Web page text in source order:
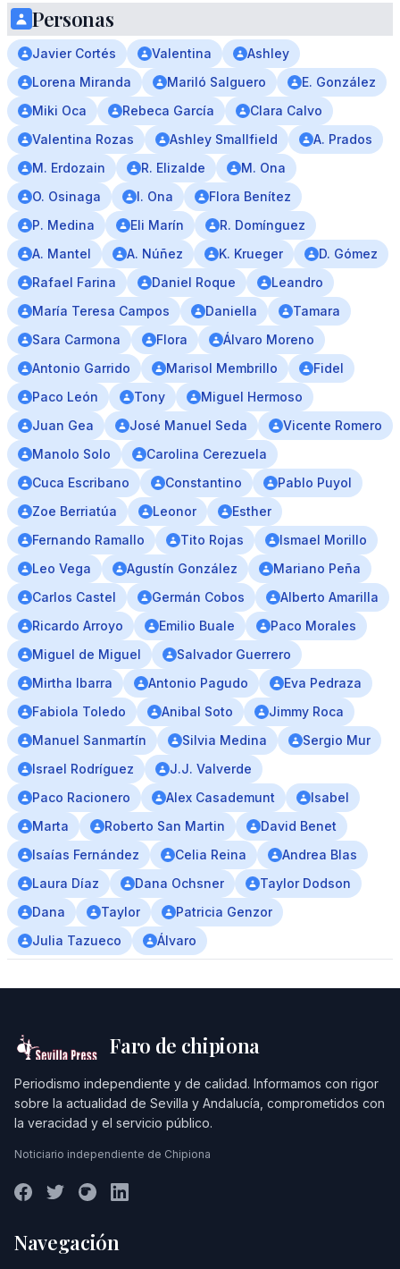
Personas
Javier Cortés Valentina
Ashley
Lorena Miranda
Mariló Salguero
E. González
Miki Oca
Rebeca García
Clara Calvo
Valentina Rozas
Ashley Smallfield
A. Prados
M. Erdozain
R. Elizalde
M. Ona
O. Osinaga
I. Ona
Flora Benítez
P. Medina
Eli Marín
R. Domínguez
A. Mantel
A. Núñez K. Krueger
D. Gómez
Rafael Farina
Daniel Roque
Leandro
María Teresa Campos
Daniella
Tamara
Sara Carmona
Flora
Álvaro Moreno
Antonio Garrido
Marisol Membrillo
Fidel
Paco León
Tony
Miguel Hermoso
Juan Gea
José Manuel Seda
Vicente Romero
Manolo Solo
Carolina Cerezuela
Cuca Escribano
Constantino
Pablo Puyol
Zoe Berriatúa
Leonor
Esther
Fernando Ramallo
Tito Rojas
Ismael Morillo
Leo Vega
Agustín González
Mariano Peña
Carlos Castel
Germán Cobos
Alberto Amarilla
Ricardo Arroyo
Emilio Buale
Paco Morales
Miguel de Miguel
Salvador Guerrero
Mirtha Ibarra
Antonio Pagudo
Eva Pedraza
Fabiola Toledo
Anibal Soto
Jimmy Roca
Manuel Sanmartín
Silvia Medina
Sergio Mur
Israel Rodríguez
J.J. Valverde
Paco Racionero
Alex Casademunt
Isabel
Marta
Roberto San Martin
David Benet
Isaías Fernández
Celia Reina
Andrea Blas
Laura Díaz
Dana Ochsner
Taylor Dodson
Dana
Taylor
Patricia Genzor
Julia Tazueco
Álvaro
Faro de chipiona
Periodismo independiente y de calidad. Informamos con rigor
sobre la actualidad de Sevilla y Andalucía, comprometidos con
la veracidad y el servicio público.
Noticiario independiente de Chipiona
Navegación